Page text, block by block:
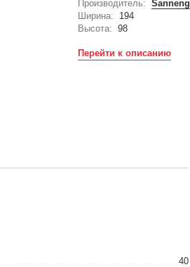
Производитель:
Sanneng
Ширина:
194
Высота:
98
Перейти к описанию
40